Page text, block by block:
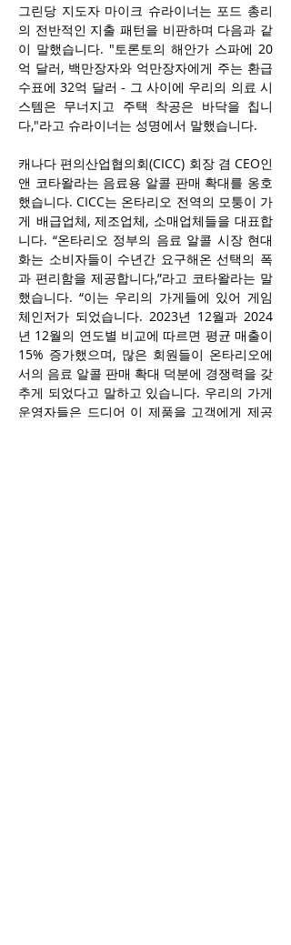
그린당 지도자 마이크 슈라이너는 포드 총리
의 전반적인 지출 패턴을 비판하며 다음과 같
이 말했습니다. "토론토의 해안가 스파에 20
억 달러, 백만장자와 억만장자에게 주는 환급
수표에 32억 달러 - 그 사이에 우리의 의료 시
스템은 무너지고 주택 착공은 바닥을 칩니
다,"라고 슈라이너는 성명에서 말했습니다.
캐나다 편의산업협의회(CICC) 회장 겸 CEO인
앤 코타왈라는 음료용 알콜 판매 확대를 옹호
했습니다. CICC는 온타리오 전역의 모퉁이 가
게 배급업체, 제조업체, 소매업체들을 대표합
니다. “온타리오 정부의 음료 알콜 시장 현대
화는 소비자들이 수년간 요구해온 선택의 폭
과 편리함을 제공합니다,”라고 코타왈라는 말
했습니다. “이는 우리의 가게들에 있어 게임
체인저가 되었습니다. 2023년 12월과 2024
년 12월의 연도별 비교에 따르면 평균 매출이
15% 증가했으며, 많은 회원들이 온타리오에
서의 음료 알콜 판매 확대 덕분에 경쟁력을 갖
추게 되었다고 말하고 있습니다. 우리의 가게
운영자들은 드디어 이 제품을 고객에게 제공